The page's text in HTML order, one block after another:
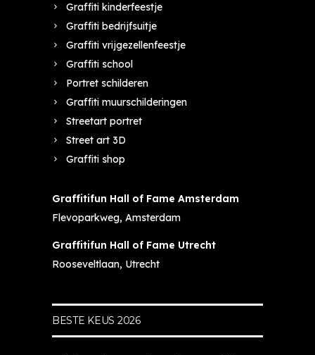
Graffiti kinderfeestje
Graffiti bedrijfsuitje
Graffiti vrijgezellenfeestje
Graffiti school
Portret schilderen
Graffiti muurschilderingen
Streetart portret
Street art 3D
Graffiti shop
Graffitifun Hall of Fame Amsterdam
Flevoparkweg, Amsterdam
Graffitifun Hall of Fame Utrecht
Rooseveltlaan, Utrecht
BESTE KEUS 2026